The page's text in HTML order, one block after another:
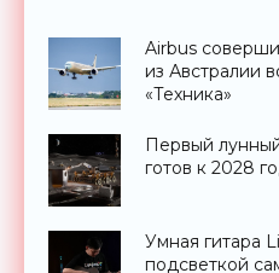
Airbus
из Австралии
«Техника»
Первый
готов к 2028
Умная гитара
подсветкой